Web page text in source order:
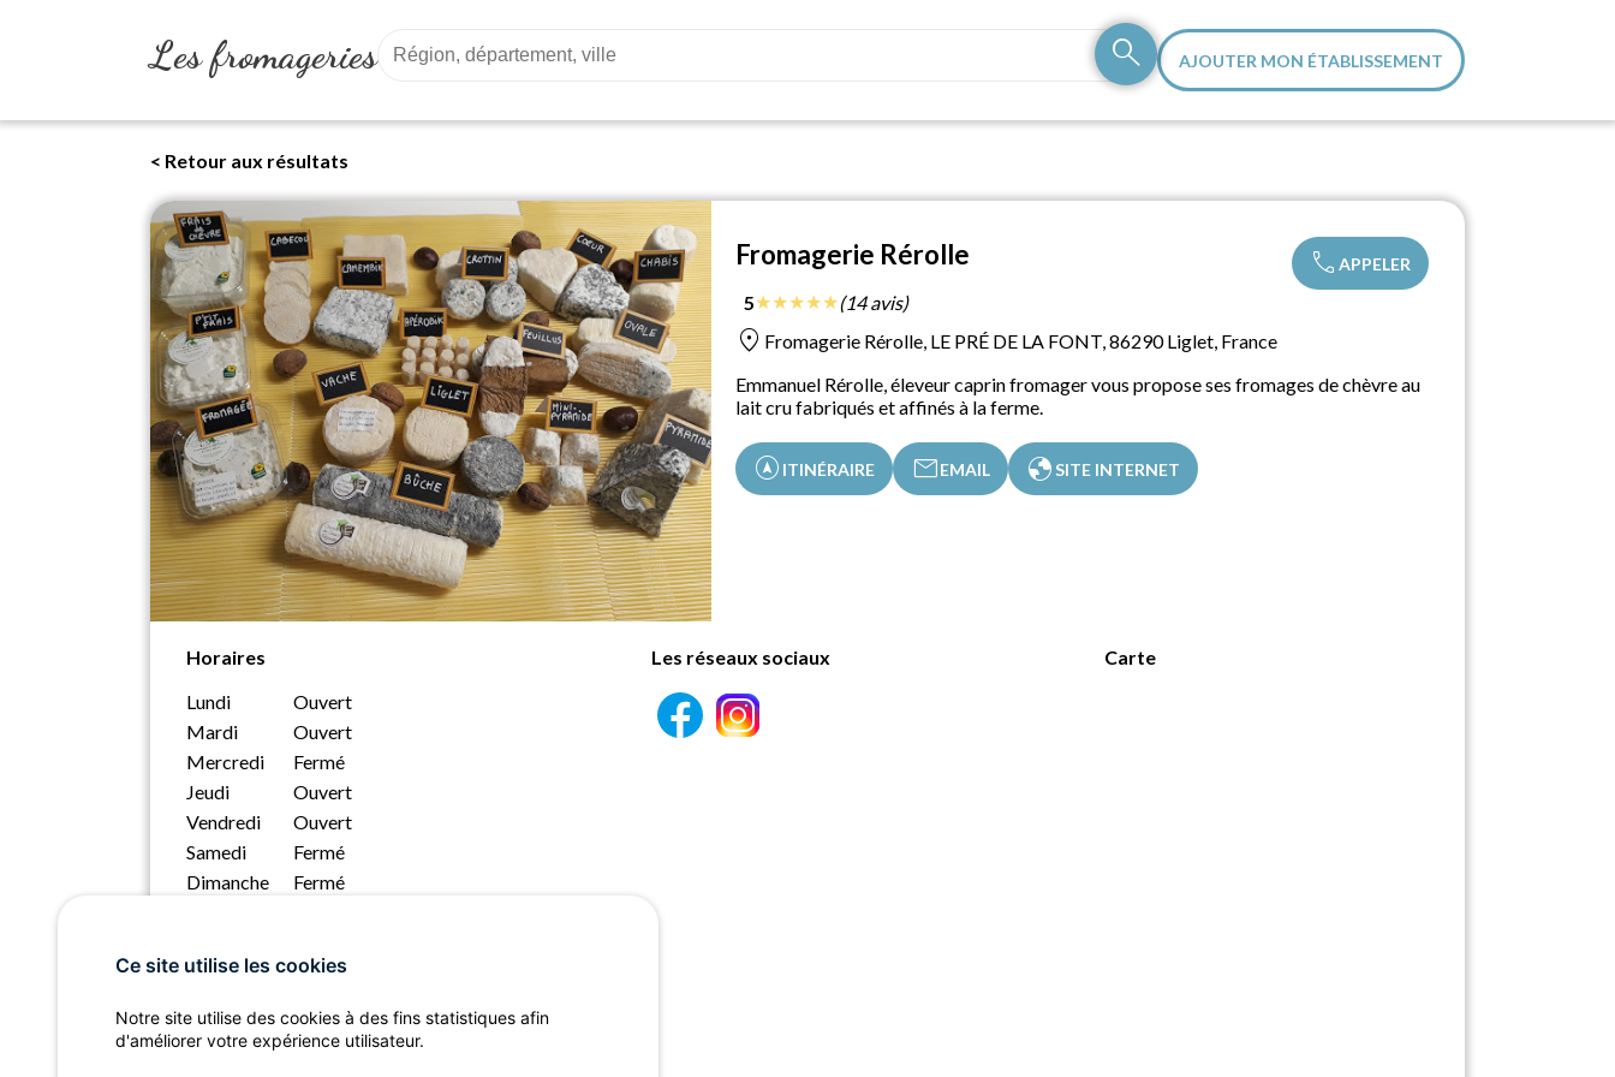
Les fromageries search AJOUTER MON ÉTABLISSEMENT
< Retour aux résultats
Fromagerie Rérolle call APPELER
5★★★★★(14 avis)
location_on Fromagerie Rérolle, LE PRÉ DE LA FONT, 86290 Liglet, France
Emmanuel Rérolle, éleveur caprin fromager vous propose ses fromages de chèvre au
lait cru fabriqués et affinés à la ferme.
assistant_navigation ITINÉRAIRE mailEMAIL globeSITE INTERNET
Horaires
Lundi
Ouvert
Mardi
Ouvert
Mercredi
Fermé
Jeudi
Ouvert
Vendredi
Ouvert
Samedi
Fermé
Dimanche
Fermé
Les réseaux sociaux Carte
Ce site utilise les cookies
Notre site utilise des cookies à des fins statistiques afin
d'améliorer votre expérience utilisateur.